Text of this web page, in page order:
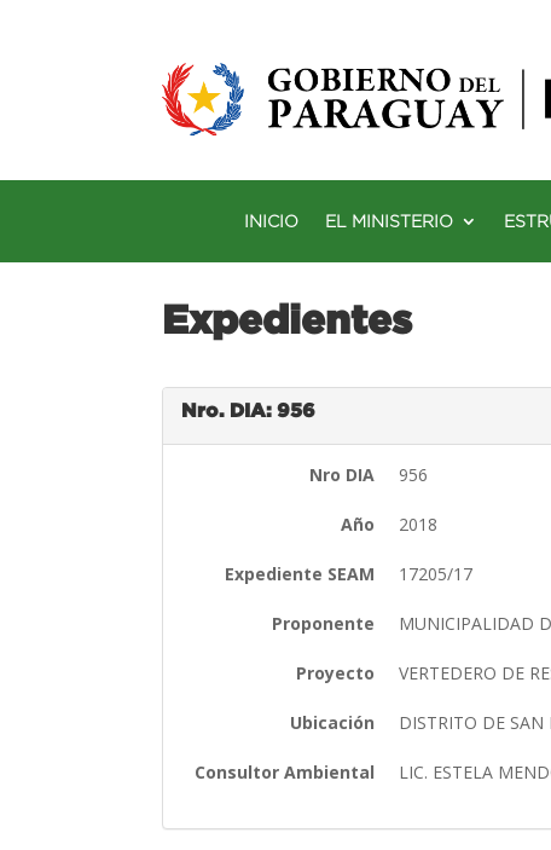
INICIO EL MINISTERIO
Expedientes
Nro. DIA: 956
Nro DIA 956
Año 2018
Expediente SEAM 17205/17
Proponente MUNICIPALIDAD
Proyecto VERTEDERO DE
Ubicación DISTRITO DE SAN
Consultor Ambiental LIC. ESTELA